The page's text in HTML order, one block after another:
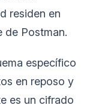
residen en
de Postman.
específico
en reposo y
es un cifrado